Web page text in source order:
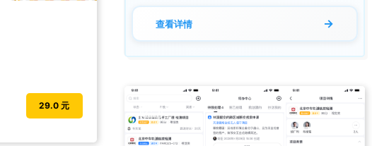
查看详情 →
29.0 元